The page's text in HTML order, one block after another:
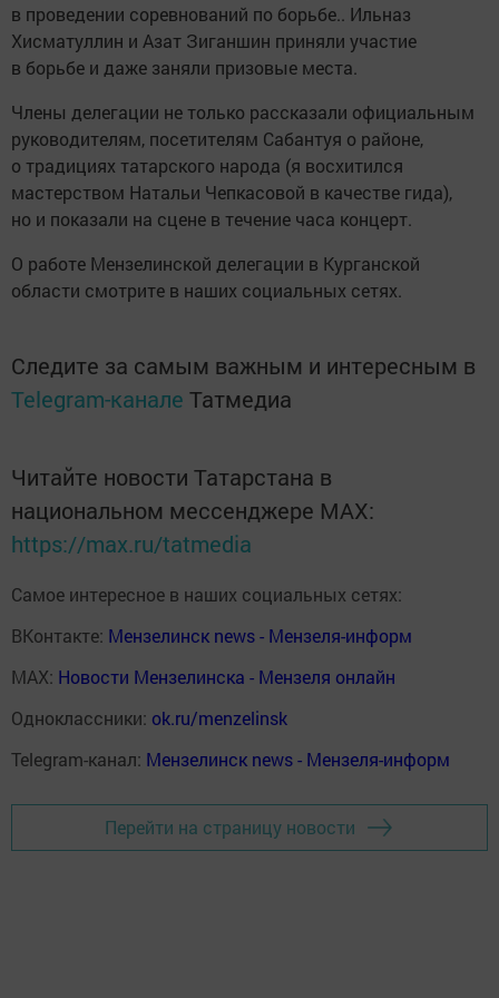
в проведении соревнований по борьбе.. Ильназ
Хисматуллин и Азат Зиганшин приняли участие
в борьбе и даже заняли призовые места.
Члены делегации не только рассказали официальным
руководителям, посетителям Сабантуя о районе,
о традициях татарского народа (я восхитился
мастерством Натальи Чепкасовой в качестве гида),
но и показали на сцене в течение часа концерт.
О работе Мензелинской делегации в Курганской
области смотрите в наших социальных сетях.
Следите за самым важным и интересным в
Telegram-канале Татмедиа
Читайте новости Татарстана в
национальном мессенджере MАХ:
https://max.ru/tatmedia
Самое интересное в наших социальных сетях:
ВКонтакте: Мензелинск news - Мензеля-информ
MAX: Новости Мензелинска - Мензеля онлайн
Одноклассники: ok.ru/menzelinsk
Telegram-канал: Мензелинск news - Мензеля-информ
Перейти на страницу новости